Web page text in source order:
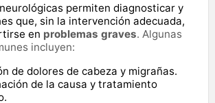
permiten diagnosticar y
que, sin la intervención adecuada,
en problemas graves. Algunas
incluyen:
de dolores de cabeza y migrañas.
de la causa y tratamiento